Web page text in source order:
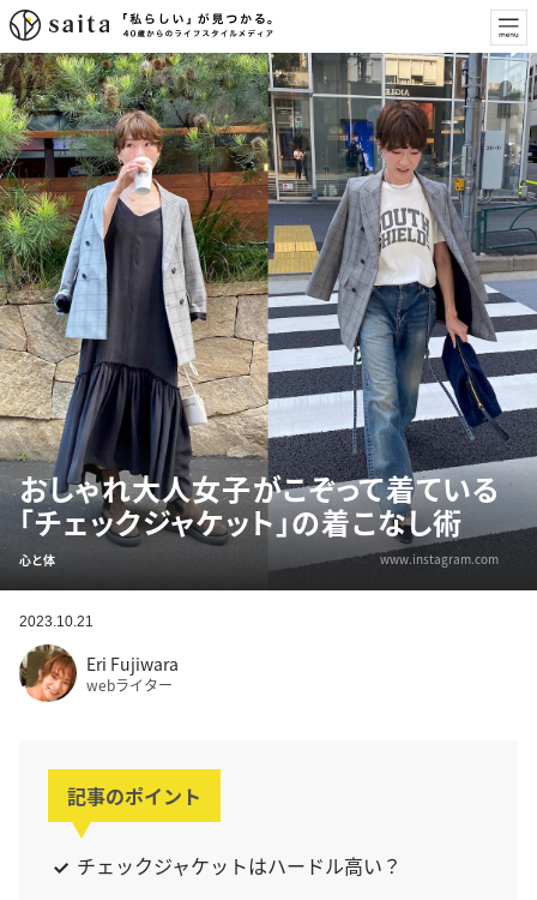
おしゃれ大人女子がこぞって着ている
「チェックジャケット」の着こなし術
心と体 www.instagram.com
2023.10.21
Eri Fujiwara
webライター
記事のポイント
チェックジャケットはハードル高い？